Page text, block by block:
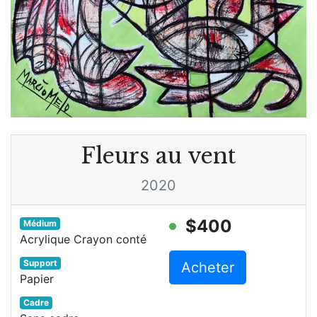
Fleurs au vent
2020
Médium
Acrylique Crayon conté
Support
Papier
Cadre
$400
Acheter